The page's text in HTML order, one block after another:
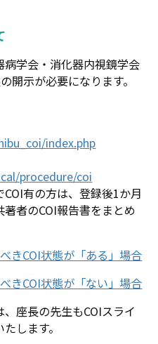
学会・消化器内視鏡学会
開示が必要になります。
index.php
procedure/coi
COI有の方は、登録後1か月
者のCOI報告書をまとめ
きCOI状態が「ある」場合
きCOI状態が「ない」場合
座長の先生もCOIスライ
します。